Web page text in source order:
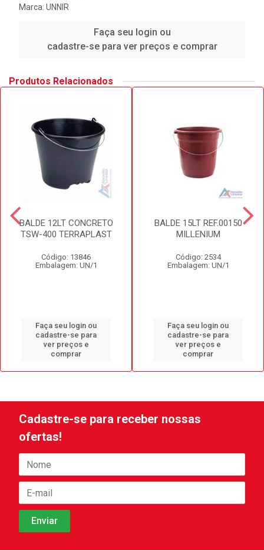
Marca: UNNIR
Faça seu login ou
cadastre-se para ver preços e comprar
Produtos Relacionados
BALDE 12LT CONCRETO
TSW-400 TERRAPLAST
Código: 13846
Embalagem: UN/1
Faça seu login ou
cadastre-se para
ver preços e
comprar
BALDE 15LT REF.00150
MILLENIUM
Código: 2534
Embalagem: UN/1
Faça seu login ou
cadastre-se para
ver preços e
comprar
Cadastre-se para receber nossas
ofertas!